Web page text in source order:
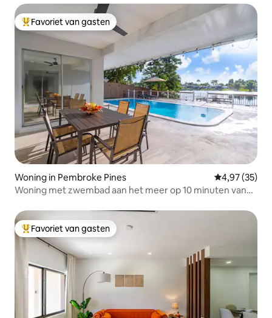
Topfavoriet van gasten
Favoriet van gasten
Woning in Pembroke Pines Gemiddelde
4,97 (35)
Woning met zwembad aan het meer op 10 minuten van
Topfavoriet van gasten
Favoriet van gasten